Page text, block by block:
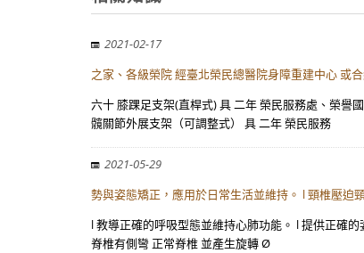
2021-02-17
之家、各級榮院 經臺北榮民總醫院身障重建中心 或
六十 膝踝足支架(直桿式) 具 二年 榮民服務處、榮譽
髖關節外展支架（可調整式） 具 二年 榮民服務
2021-05-29
勢與姿態矯正，應用於日常生活並維持。 l 頸椎壓迫
l 教導正確的呼吸型態並維持心肺功能。 l 提供正確
脊椎有側彎 正常脊椎 並產生旋轉 Ø